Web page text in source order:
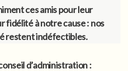
ces amis pour leur
fidélité à notre cause : nos
restent indéfectibles.
d’administration :